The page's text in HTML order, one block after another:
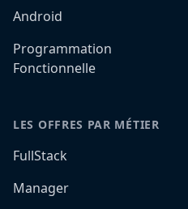
Android
Programmation
Fonctionnelle
LES OFFRES PAR MÉTIER
FullStack
Manager